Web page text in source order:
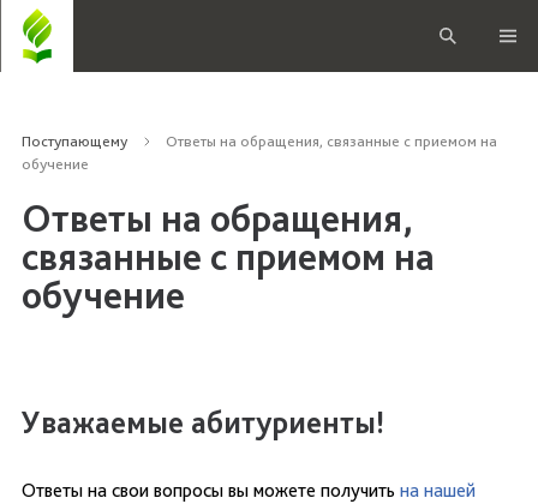
Поступающему
Ответы на обращения, связанные с приемом на
обучение
Ответы на обращения,
связанные с приемом на
обучение
Уважаемые абитуриенты!
Ответы на свои вопросы вы можете получить на нашей